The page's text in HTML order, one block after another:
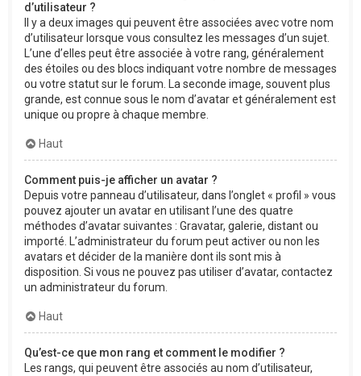
d’utilisateur ?
Il y a deux images qui peuvent être associées avec votre nom
d’utilisateur lorsque vous consultez les messages d’un sujet.
L’une d’elles peut être associée à votre rang, généralement
des étoiles ou des blocs indiquant votre nombre de messages
ou votre statut sur le forum. La seconde image, souvent plus
grande, est connue sous le nom d’avatar et généralement est
unique ou propre à chaque membre.
Haut
Comment puis-je afficher un avatar ?
Depuis votre panneau d’utilisateur, dans l’onglet « profil » vous
pouvez ajouter un avatar en utilisant l’une des quatre
méthodes d’avatar suivantes : Gravatar, galerie, distant ou
importé. L’administrateur du forum peut activer ou non les
avatars et décider de la manière dont ils sont mis à
disposition. Si vous ne pouvez pas utiliser d’avatar, contactez
un administrateur du forum.
Haut
Qu’est-ce que mon rang et comment le modifier ?
Les rangs, qui peuvent être associés au nom d’utilisateur,